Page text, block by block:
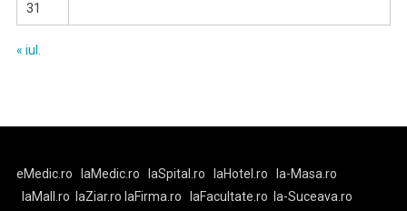
31
« iul.
eMedic.ro laMedic.ro laSpital.ro laHotel.ro
la-Masa.ro
laMall.ro
laZiar.ro laFirma.ro laFacultate.ro
la-Suceava.ro